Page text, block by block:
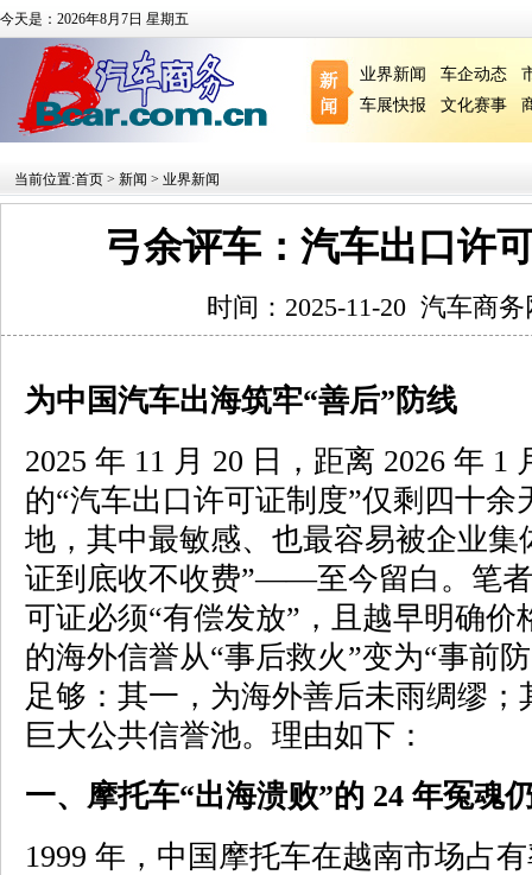
今天是：2026年8月7日 星期五
业界新闻 车企动态
车展快报
文化赛事
当前位置:首页 > 新闻 > 业界新闻
弓余评车：汽车出口许
时间：2025-11-20 汽车商务
为中国汽车出海筑牢“善后”防线
2025 年 11 月 20 日，距离 2026 年 1
的“汽车出口许可证制度”仅剩四十
地，其中最敏感、也最容易被企业
证到底收不收费”——至今留白。笔
可证必须“有偿发放”，且越早明确
的海外信誉从“事后救火”变为“事前
足够：其一，为海外善后未雨绸缪
巨大公共信誉池。理由如下：
一、摩托车“出海溃败”的 24 年冤魂
1999 年，中国摩托车在越南市场占